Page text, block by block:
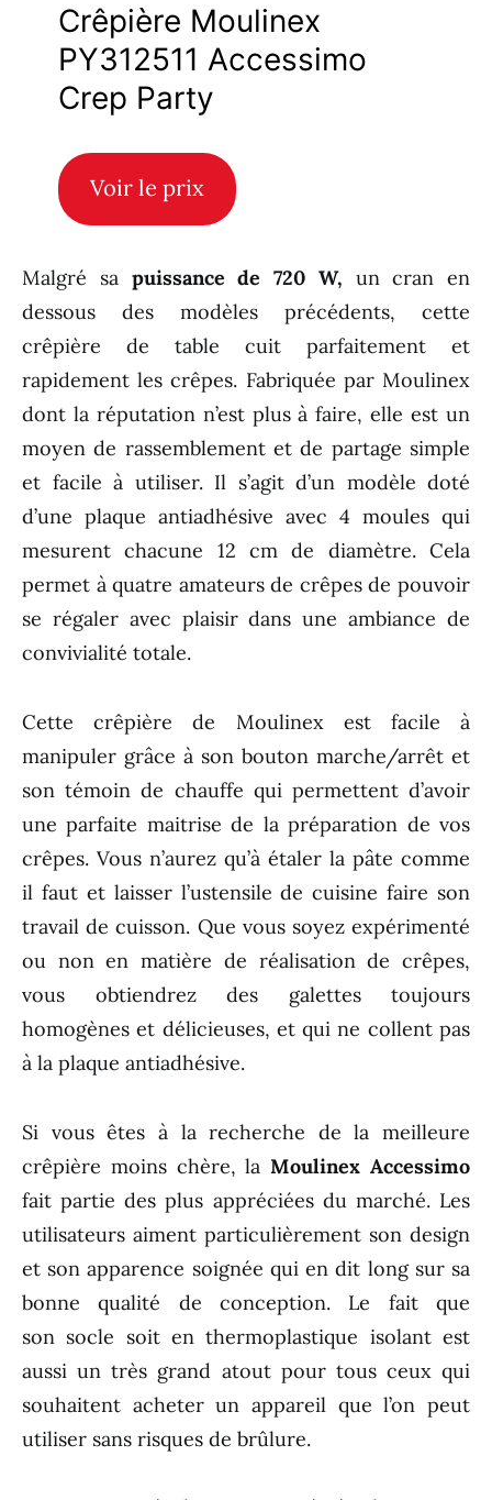
Crêpière Moulinex
PY312511 Accessimo
Crep Party
Voir le prix
Malgré sa puissance de 720 W, un cran en
dessous des modèles précédents, cette
crêpière de table cuit parfaitement et
rapidement les crêpes. Fabriquée par Moulinex
dont la réputation n’est plus à faire, elle est un
moyen de rassemblement et de partage simple
et facile à utiliser. Il s’agit d’un modèle doté
d’une plaque antiadhésive avec 4 moules qui
mesurent chacune 12 cm de diamètre. Cela
permet à quatre amateurs de crêpes de pouvoir
se régaler avec plaisir dans une ambiance de
convivialité totale.
Cette crêpière de Moulinex est facile à
manipuler grâce à son bouton marche/arrêt et
son témoin de chauffe qui permettent d’avoir
une parfaite maitrise de la préparation de vos
crêpes. Vous n’aurez qu’à étaler la pâte comme
il faut et laisser l’ustensile de cuisine faire son
travail de cuisson. Que vous soyez expérimenté
ou non en matière de réalisation de crêpes,
vous obtiendrez des galettes toujours
homogènes et délicieuses, et qui ne collent pas
à la plaque antiadhésive.
Si vous êtes à la recherche de la meilleure
crêpière moins chère, la Moulinex Accessimo
fait partie des plus appréciées du marché. Les
utilisateurs aiment particulièrement son design
et son apparence soignée qui en dit long sur sa
bonne qualité de conception. Le fait que
son socle soit en thermoplastique isolant est
aussi un très grand atout pour tous ceux qui
souhaitent acheter un appareil que l’on peut
utiliser sans risques de brûlure.